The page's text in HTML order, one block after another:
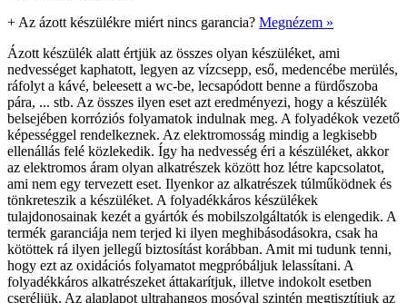
+ Az ázott készülékre miért nincs garancia? Megnézem »
Ázott készülék alatt értjük az összes olyan készüléket, ami
nedvességet kaphatott, legyen az vízcsepp, eső, medencébe merülés,
ráfolyt a kávé, beleesett a wc-be, lecsapódott benne a fürdőszoba
pára, ... stb. Az összes ilyen eset azt eredményezi, hogy a készülék
belsejében korróziós folyamatok indulnak meg. A folyadékok vezető
képességgel rendelkeznek. Az elektromosság mindig a legkisebb
ellenállás felé közlekedik. Így ha nedvesség éri a készüléket, akkor
az elektromos áram olyan alkatrészek között hoz létre kapcsolatot,
ami nem egy tervezett eset. Ilyenkor az alkatrészek túlműködnek és
tönkreteszik a készüléket. A folyadékkáros készülékek
tulajdonosainak kezét a gyártók és mobilszolgáltatók is elengedik. A
termék garanciája nem terjed ki ilyen meghibásodásokra, csak ha
kötöttek rá ilyen jellegű biztosítást korábban. Amit mi tudunk tenni,
hogy ezt az oxidációs folyamatot megpróbáljuk lelassítani. A
folyadékkáros alkatrészeket áttakarítjuk, illetve indokolt esetben
cseréljük. Az alaplapot ultrahangos mosóval szintén megtisztítjuk az